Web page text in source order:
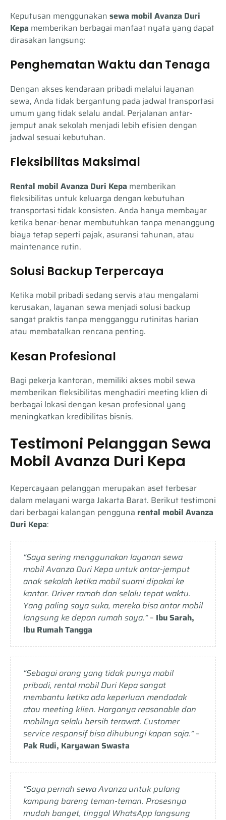
Keputusan menggunakan sewa mobil Avanza Duri
Kepa memberikan berbagai manfaat nyata yang dapat
dirasakan langsung:
Penghematan Waktu dan Tenaga
Dengan akses kendaraan pribadi melalui layanan
sewa, Anda tidak bergantung pada jadwal transportasi
umum yang tidak selalu andal. Perjalanan antar-
jemput anak sekolah menjadi lebih efisien dengan
jadwal sesuai kebutuhan.
Fleksibilitas Maksimal
Rental mobil Avanza Duri Kepa memberikan
fleksibilitas untuk keluarga dengan kebutuhan
transportasi tidak konsisten. Anda hanya membayar
ketika benar-benar membutuhkan tanpa menanggung
biaya tetap seperti pajak, asuransi tahunan, atau
maintenance rutin.
Solusi Backup Terpercaya
Ketika mobil pribadi sedang servis atau mengalami
kerusakan, layanan sewa menjadi solusi backup
sangat praktis tanpa mengganggu rutinitas harian
atau membatalkan rencana penting.
Kesan Profesional
Bagi pekerja kantoran, memiliki akses mobil sewa
memberikan fleksibilitas menghadiri meeting klien di
berbagai lokasi dengan kesan profesional yang
meningkatkan kredibilitas bisnis.
Testimoni Pelanggan Sewa
Mobil Avanza Duri Kepa
Kepercayaan pelanggan merupakan aset terbesar
dalam melayani warga Jakarta Barat. Berikut testimoni
dari berbagai kalangan pengguna rental mobil Avanza
Duri Kepa:
“Saya sering menggunakan layanan sewa
mobil Avanza Duri Kepa untuk antar-jemput
anak sekolah ketika mobil suami dipakai ke
kantor. Driver ramah dan selalu tepat waktu.
Yang paling saya suka, mereka bisa antar mobil
langsung ke depan rumah saya.”– Ibu Sarah,
Ibu Rumah Tangga
“Sebagai orang yang tidak punya mobil
pribadi, rental mobil Duri Kepa sangat
membantu ketika ada keperluan mendadak
atau meeting klien. Harganya reasonable dan
mobilnya selalu bersih terawat. Customer
service responsif bisa dihubungi kapan saja.”–
Pak Rudi, Karyawan Swasta
“Saya pernah sewa Avanza untuk pulang
kampung bareng teman-teman. Prosesnya
mudah banget, tinggal WhatsApp langsung